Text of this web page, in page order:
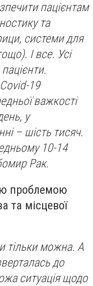
пацієнтам
та
системи для
І все. Усі
19
важкості
у
– шість тисяч.
10-14
Рак.
проблемою
та місцевої
тільки можна. А
до
ситуація щодо